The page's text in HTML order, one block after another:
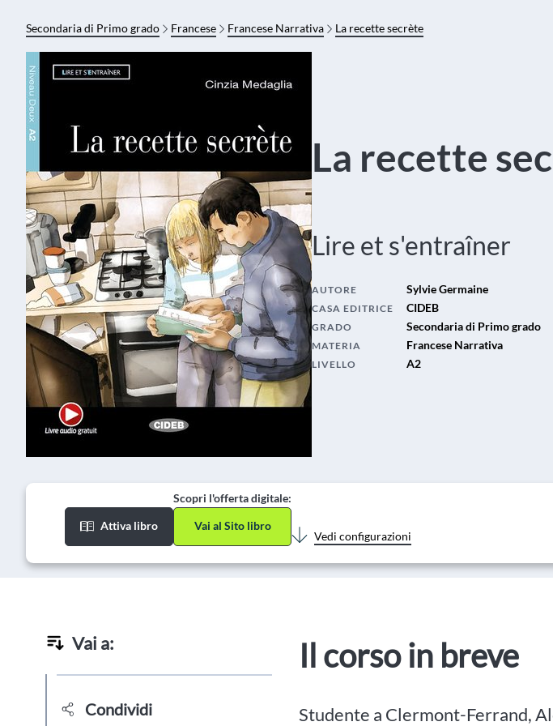
Secondaria di Primo grado Francese Francese Narrativa La recette secrète
La recette
Lire et s'entraîner
AUTORE Sylvie Germaine
CASA EDITRICE CIDEB
GRADO Secondaria di Primo grado
MATERIA Francese Narrativa
LIVELLO A2
Attiva libro
Scopri l'offerta digitale:
Vai al Sito libro
Vedi configurazioni
Vai a:
Condividi
Il corso in breve
Studente a Clermont-Ferrand,